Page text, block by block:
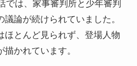
では、家事審判所と少年審判
論が続けられていました。
ほとんど見られず、登場人物
かれています。